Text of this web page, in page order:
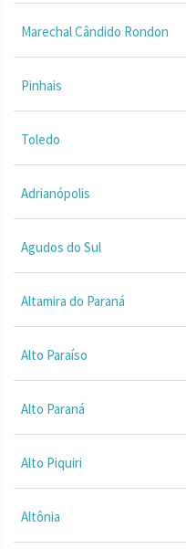
Marechal Cândido Rondon
Pinhais
Toledo
Adrianópolis
Agudos do Sul
Altamira do Paraná
Alto Paraíso
Alto Paraná
Alto Piquiri
Altônia